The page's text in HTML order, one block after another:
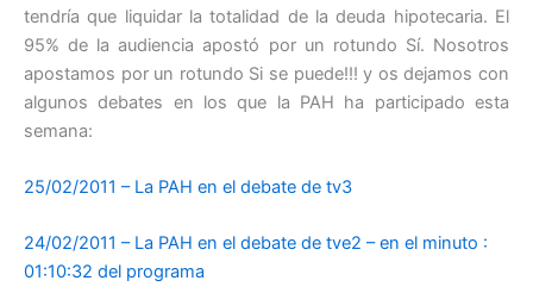
tendría que liquidar la totalidad de la deuda hipotecaria. El
95% de la audiencia apostó por un rotundo Sí. Nosotros
apostamos por un rotundo Si se puede!!! y os dejamos con
algunos debates en los que la PAH ha participado esta
semana:
25/02/2011 – La PAH en el debate de tv3
24/02/2011 – La PAH en el debate de tve2 – en el minuto :
01:10:32 del programa